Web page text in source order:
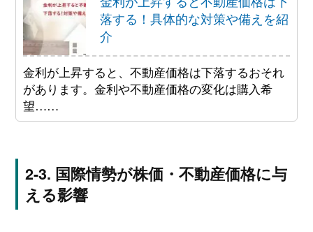
落する！具体的な対策や備えを紹
介
金利が上昇すると、不動産価格は下落するおそれ
があります。金利や不動産価格の変化は購入希
望……
国際情勢が株価・不動産価格に与
える影響